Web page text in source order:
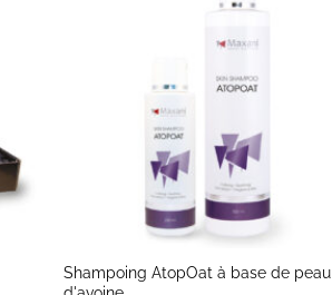
Shampoing AtopOat à base de peau